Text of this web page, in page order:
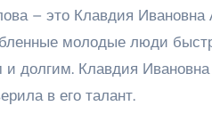
– это Клавдия
молодые люди
долгим. Клавдия
в его талант.